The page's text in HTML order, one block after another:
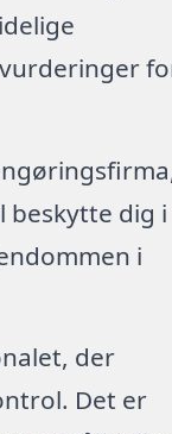
beskytte dig i
i
der
Det er